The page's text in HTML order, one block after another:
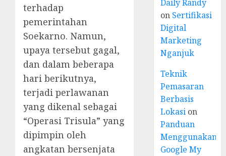
terhadap
pemerintahan
Soekarno. Namun,
upaya tersebut gagal,
dan dalam beberapa
hari berikutnya,
terjadi perlawanan
yang dikenal sebagai
“Operasi Trisula” yang
dipimpin oleh
angkatan bersenjata
Daily Randy
on Sertifikasi
Digital
Marketing
Nganjuk
Teknik
Pemasaran
Berbasis
Lokasi on
Panduan
Menggunakan
Google My